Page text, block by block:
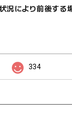
況により前後する
334